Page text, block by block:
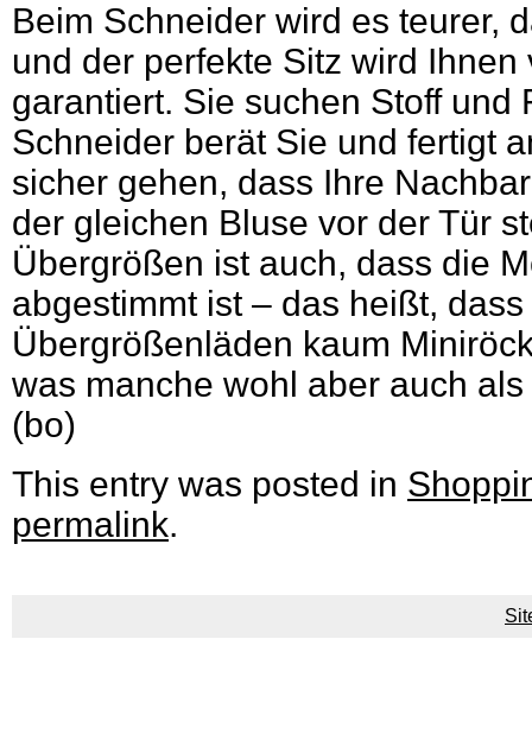
Beim Schneider wird es teurer,
und der perfekte Sitz wird Ihnen
garantiert. Sie suchen Stoff und
Schneider berät Sie und fertigt
sicher gehen, dass Ihre
der gleichen Bluse vor der Tür
Übergrößen ist auch, dass die
abgestimmt ist – das heißt,
Übergrößenläden kaum
was manche wohl aber auch
(bo)
This entry was posted in
permalink.